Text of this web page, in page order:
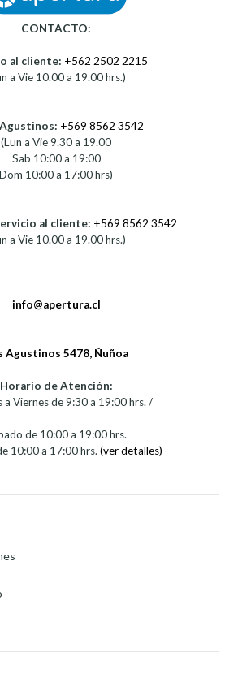
CONTACTO:
al cliente: +562 2502 2215
a Vie 10.00 a 19.00 hrs.)
+569 8562 3542
(Lun a Vie 9.30 a 19.00
Sab 10:00 a 19:00
Dom 10:00 a 17:00 hrs)
al cliente: +569 8562 3542
a Vie 10.00 a 19.00 hrs.)
info@apertura.cl
Agustinos 5478, Ñuñoa
Horario de Atención:
a Viernes de 9:30 a 19:00 hrs. /
de 10:00 a 19:00 hrs.
10:00 a 17:00 hrs.(ver detalles)